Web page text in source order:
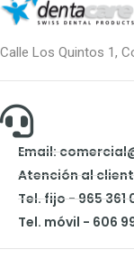
Calle Los Quintos 1,
Email:
Atención al
Tel. fijo - 965 361
Tel. móvil - 606